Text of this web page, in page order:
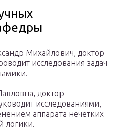
Михайлович, доктор
исследования задач
доктор
исследованиями,
аппарата нечетких
логики.